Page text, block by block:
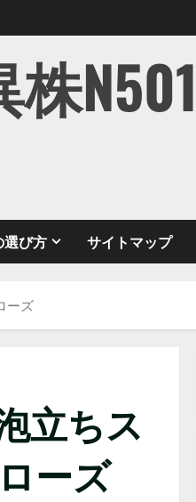
選び方 サイトマップ
ーズ
立ちス
ーズ